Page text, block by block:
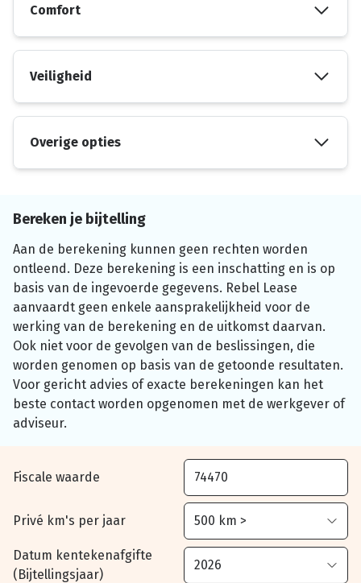
Comfort
Veiligheid
Overige opties
Bereken je bijtelling
Aan de berekening kunnen geen rechten worden
ontleend. Deze berekening is een inschatting en is op
basis van de ingevoerde gegevens. Rebel Lease
aanvaardt geen enkele aansprakelijkheid voor de
werking van de berekening en de uitkomst daarvan.
Ook niet voor de gevolgen van de beslissingen, die
worden genomen op basis van de getoonde resultaten.
Voor gericht advies of exacte berekeningen kan het
beste contact worden opgenomen met de werkgever of
adviseur.
Fiscale waarde
Privé km's per jaar
Datum kentekenafgifte
(Bijtellingsjaar)